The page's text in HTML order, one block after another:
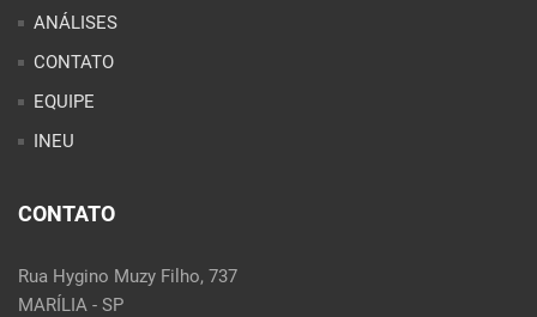
ANÁLISES
CONTATO
EQUIPE
INEU
CONTATO
Rua Hygino Muzy Filho, 737
MARÍLIA - SP